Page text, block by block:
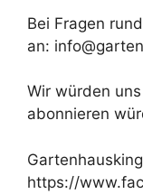
Bei Fragen
an:
Wir würden
abonnieren
https://